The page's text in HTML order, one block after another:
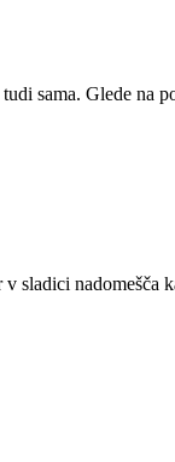
sama. Glede na
sladici nadomešča